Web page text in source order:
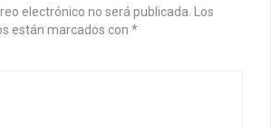
electrónico no será publicada. Los
están marcados con *